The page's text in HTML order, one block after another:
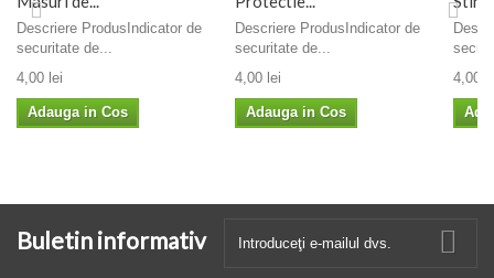
Descriere ProdusIndicator de
securitate de...
4,00 lei
Adauga in Cos
Descriere ProdusIndicator de
securitate de...
4,00 lei
Adauga in Cos
4,00
Buletin informativ